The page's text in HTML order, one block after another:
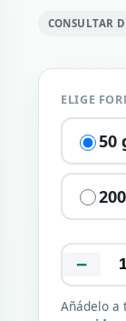
CONSULTAR
ELIGE
50
−
Añádelo a